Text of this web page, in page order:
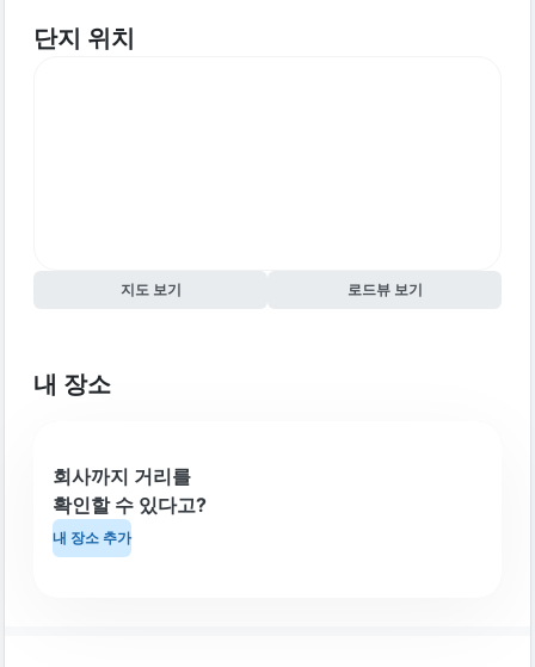
단지 위치
지도 보기 로드뷰 보기
내 장소
회사까지 거리를
확인할 수 있다고?
내 장소 추가